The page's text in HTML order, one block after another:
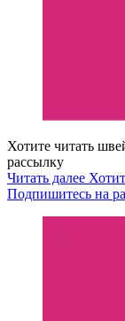
Хотите читать
рассылку
Читать далее
Подпишитесь на